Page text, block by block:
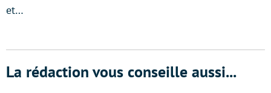
et…
La rédaction vous conseille aussi...